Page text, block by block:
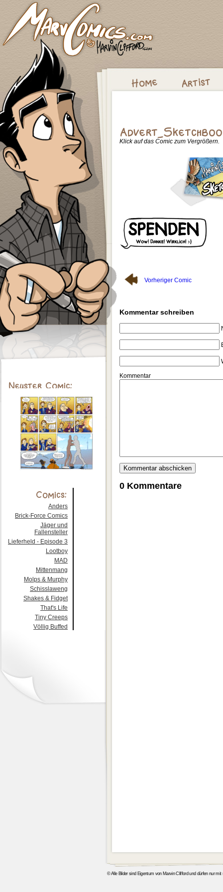
Anders
Brick-Force Comics
Jäger und
Fallensteller
Lieferheld - Episode 3
Lootboy
MAD
Mittenmang
Molps & Murphy
Schisslaweng
Shakes & Fidget
That's Life
Tiny Creeps
Völlig Buffed
Klick auf das Comic zum Vergrößern.
Vorheriger Comic
Kommentar schreiben
Kommentar
0 Kommentare
© Alle Bilder sind Eigentum von Marvin Clifford und dürfen nur